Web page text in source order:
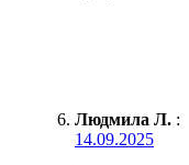
Людмила Л. :
14.09.2025